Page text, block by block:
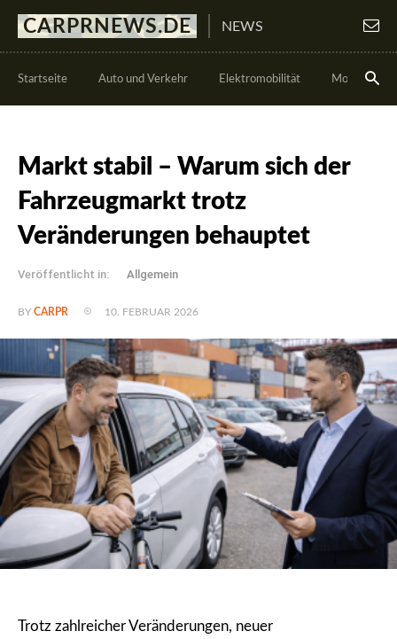
CARPRNEWS.DE NEWS
Startseite Auto und Verkehr Elektromobilität Motorsport
Markt stabil – Warum sich der
Fahrzeugmarkt trotz
Veränderungen behauptet
Veröffentlicht in: Allgemein
BY CARPR 10. FEBRUAR 2026
Trotz zahlreicher Veränderungen, neuer